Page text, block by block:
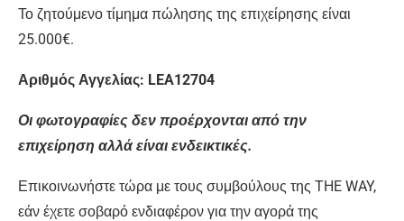
Το ζητούμενο τίμημα πώλησης της επιχείρησης είναι
25.000€.
Αριθμός Αγγελίας: LEA12704
Οι φωτογραφίες δεν προέρχονται από την
επιχείρηση αλλά είναι ενδεικτικές.
Επικοινωνήστε τώρα με τους συμβούλους της THE WAY,
εάν έχετε σοβαρό ενδιαφέρον για την αγορά της